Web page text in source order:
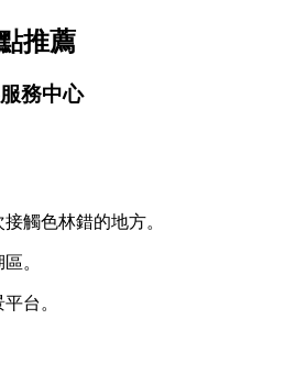
推薦
務中心
觸色林錯的地方。
。
台。